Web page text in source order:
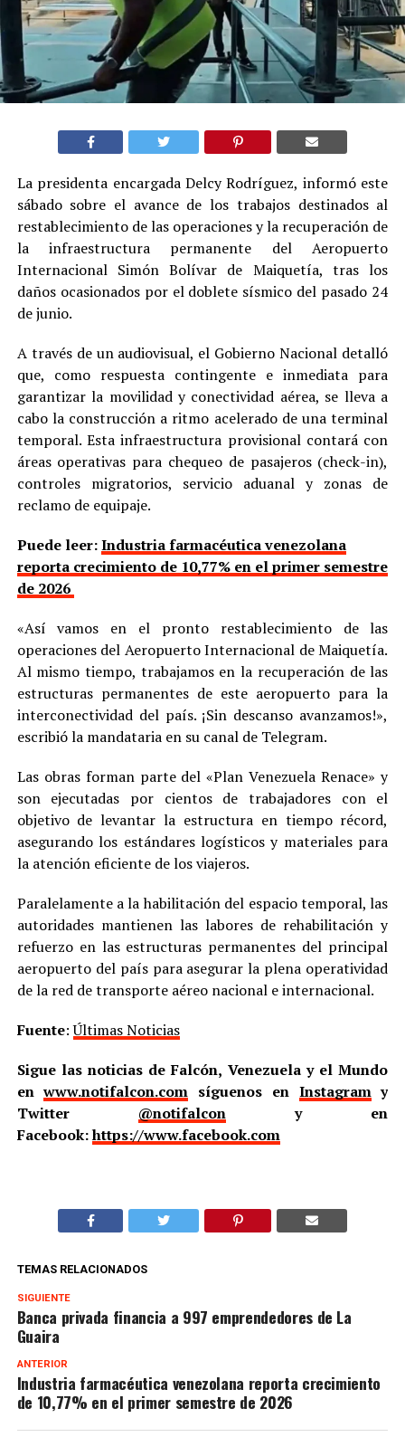
La presidenta encargada Delcy Rodríguez, informó este
sábado sobre el avance de los trabajos destinados al
restablecimiento de las operaciones y la recuperación de
la infraestructura permanente del Aeropuerto
Internacional Simón Bolívar de Maiquetía, tras los
daños ocasionados por el doblete sísmico del pasado 24
de junio.
A través de un audiovisual, el Gobierno Nacional detalló
que, como respuesta contingente e inmediata para
garantizar la movilidad y conectividad aérea, se lleva a
cabo la construcción a ritmo acelerado de una terminal
temporal. Esta infraestructura provisional contará con
áreas operativas para chequeo de pasajeros (check-in),
controles migratorios, servicio aduanal y zonas de
reclamo de equipaje.
Puede leer:Industria farmacéutica venezolana
reporta crecimiento de 10,77% en el primer semestre
de 2026
«Así vamos en el pronto restablecimiento de las
operaciones del Aeropuerto Internacional de Maiquetía.
Al mismo tiempo, trabajamos en la recuperación de las
estructuras permanentes de este aeropuerto para la
interconectividad del país. ¡Sin descanso avanzamos!»,
escribió la mandataria en su canal de Telegram.
Las obras forman parte del «Plan Venezuela Renace» y
son ejecutadas por cientos de trabajadores con el
objetivo de levantar la estructura en tiempo récord,
asegurando los estándares logísticos y materiales para
la atención eficiente de los viajeros.
Paralelamente a la habilitación del espacio temporal, las
autoridades mantienen las labores de rehabilitación y
refuerzo en las estructuras permanentes del principal
aeropuerto del país para asegurar la plena operatividad
de la red de transporte aéreo nacional e internacional.
Fuente:Últimas Noticias
Sigue las noticias de Falcón, Venezuela y el Mundo
enwww.notifalcon.com síguenos en Instagramy
Twitter @notifalcony en
Facebook:https://www.facebook.com
TEMAS RELACIONADOS
SIGUIENTE
Banca privada financia a 997 emprendedores de La
Guaira
ANTERIOR
Industria farmacéutica venezolana reporta crecimiento
de 10,77% en el primer semestre de 2026